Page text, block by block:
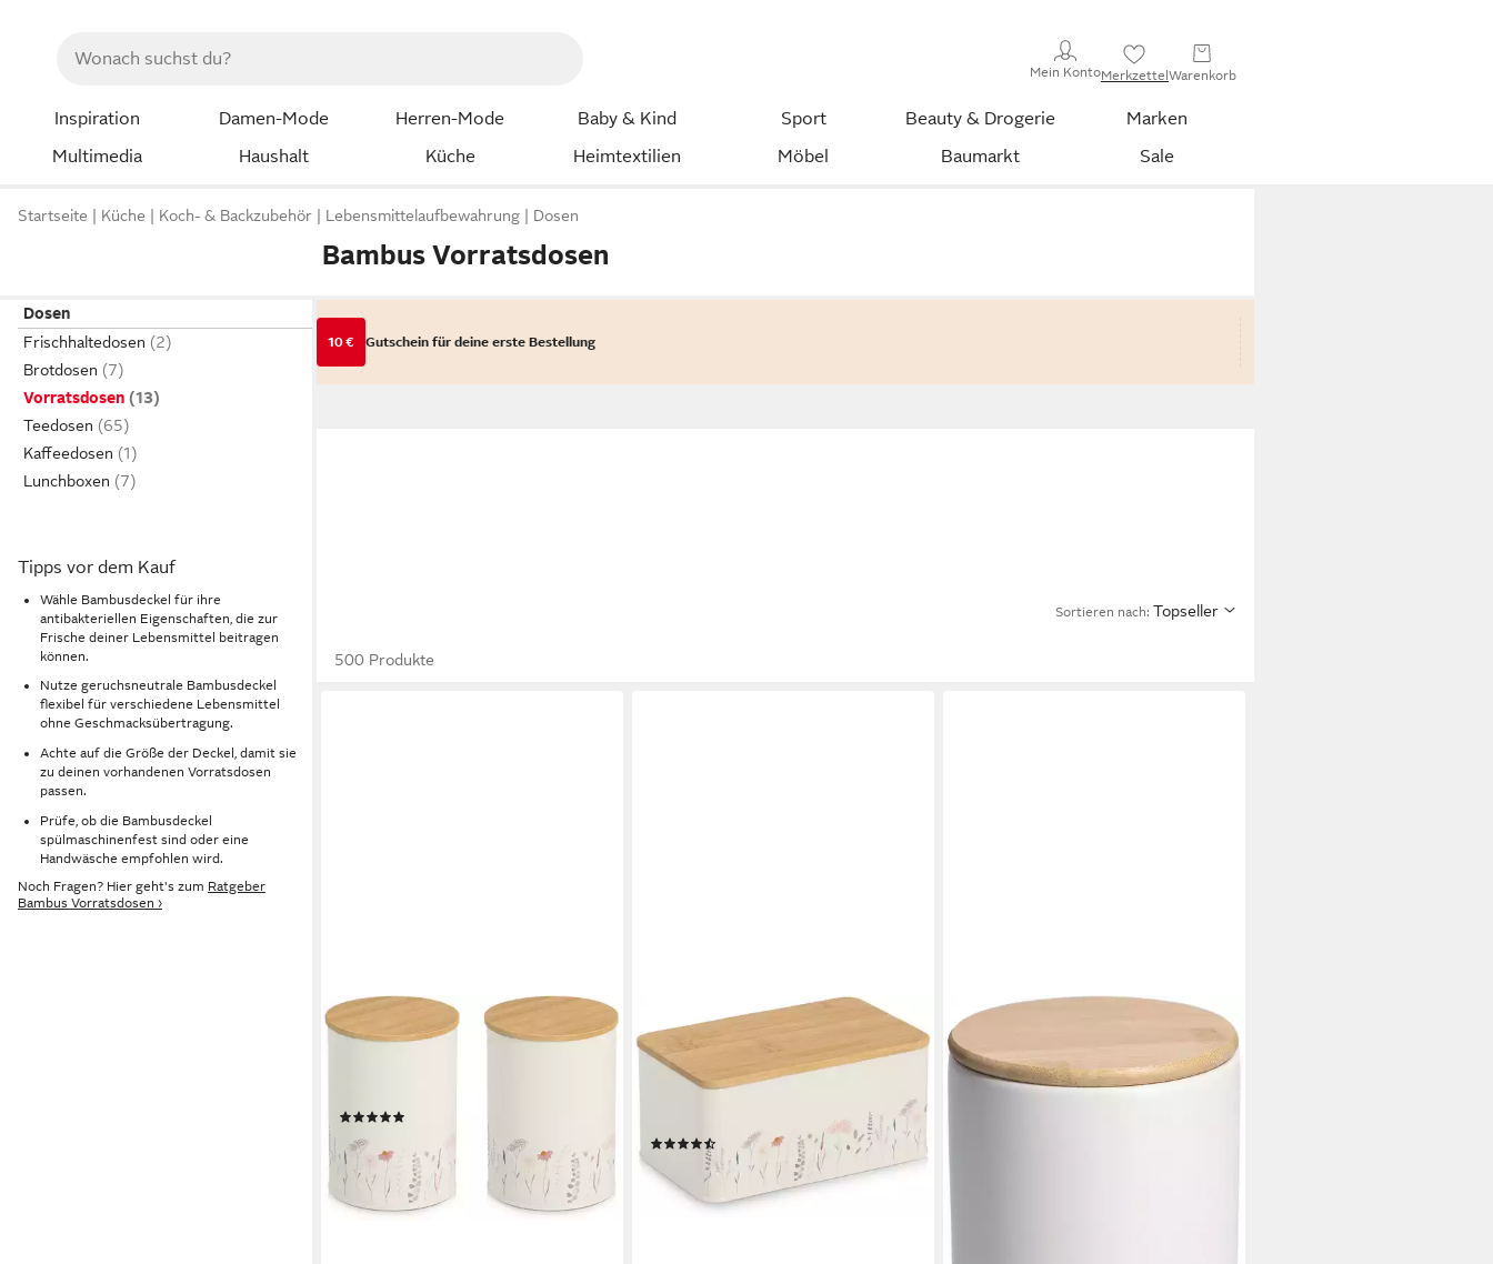
Mein KontoMerkzettelWarenkorb
Inspiration Damen-Mode Herren-Mode Baby & Kind Sport Beauty & Drogerie
Marken
Multimedia
Haushalt Küche Heimtextilien Möbel Baumarkt Sale
Startseite Küche Koch- & Backzubehör Lebensmittelaufbewahrung Dosen
Bambus Vorratsdosen
Dosen
Frischhaltedosen
Brotdosen
Vorratsdosen
Teedosen
Kaffeedosen
Lunchboxen
Tipps vor dem Kauf
Wähle Bambusdeckel für ihre
antibakteriellen Eigenschaften, die zur
Frische deiner Lebensmittel beitragen
können.
Nutze geruchsneutrale Bambusdeckel
flexibel für verschiedene Lebensmittel
ohne Geschmacksübertragung.
Achte auf die Größe der Deckel, damit sie
zu deinen vorhandenen Vorratsdosen
passen.
Prüfe, ob die Bambusdeckel
spülmaschinenfest sind oder eine
Handwäsche empfohlen wird.
Noch Fragen? Hier geht's zum Ratgeber
Bambus Vorratsdosen ›
10 € Gutschein für deine erste Bestellung
Sortieren nach: Topseller
500 Produkte
Vorratsdose "Flowers", 2-tlg.,
17,99 €
lieferbar - in 3-4 Werktagen bei dir
ZELLER PRESENT
Vorratsdose m. Bambusdeckel
"Flowers", Bambus, Metall, (1-tlg),
Moderne Materialkombination, 1650
ab 13,95 €
lieferbar - in 3-4 Werktagen bei dir